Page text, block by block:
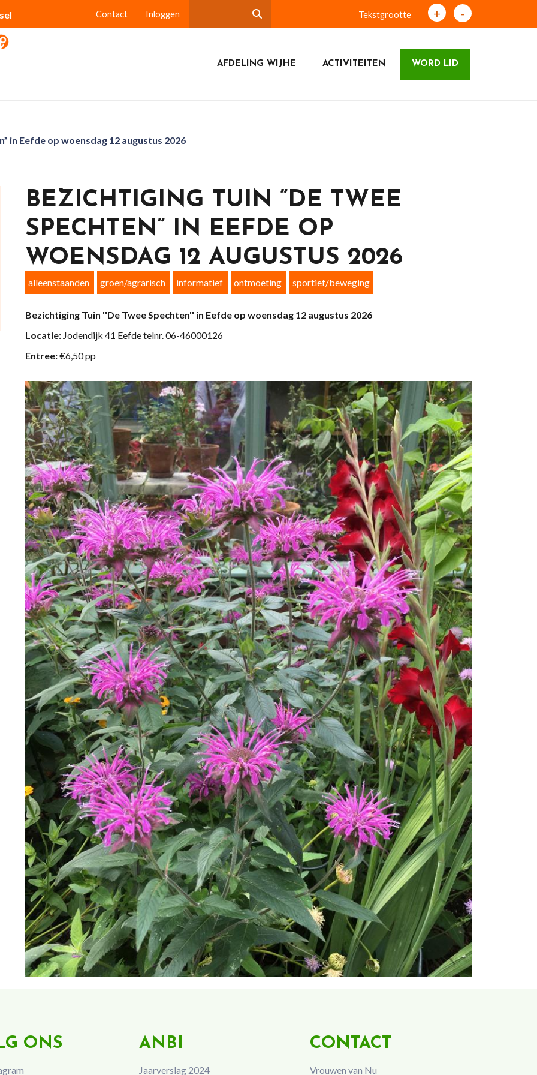
Contact Inloggen Tekstgrootte + -
AFDELING WIJHE ACTIVITEITEN WORD LID
in Eefde op woensdag 12 augustus 2026
BEZICHTIGING TUIN ”DE TWEE
SPECHTEN” IN EEFDE OP
WOENSDAG 12 AUGUSTUS 2026
alleenstaanden groen/agrarisch informatief ontmoeting sportief/beweging
Bezichtiging Tuin ''De Twee Spechten'' in Eefde op woensdag 12 augustus 2026
Locatie: Jodendijk 41 Eefde telnr. 06-46000126
Entree:€6,50 pp
ONS ANBI
Jaarverslag 2024
CONTACT
Vrouwen van Nu